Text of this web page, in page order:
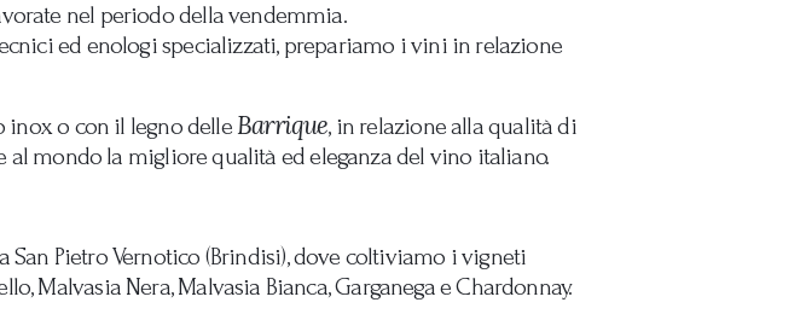
nel periodo della vendemmia.
ed enologi specializzati, prepariamo i vini in relazione
o con il legno delleBarrique, in relazione alla qualità di
mondo la migliore qualità ed eleganza del vino italiano.
San Pietro Vernotico (Brindisi), dove coltiviamo i vigneti
Malvasia Nera, Malvasia Bianca, Garganega e Chardonnay.